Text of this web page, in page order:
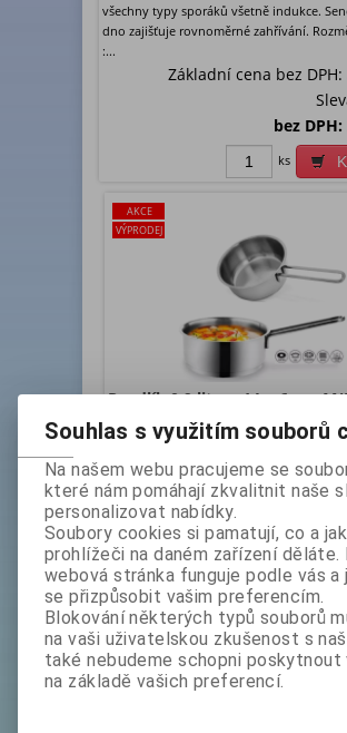
všechny typy sporáků všetně indukce.
dno zajišťuje rovnoměrné zahřívání.
:...
Základní cena bez DPH:
bez DPH:
ks
AKCE
VÝPRODEJ
Rendlík 0,9 lit. pr.14 v-6 cm
doprodej ks: 1
***1000274*doprodej
Vyrobeno z potravinářské nerez ocele.
všechny typy sporáků všetně indukce.
dno zajišťuje rovnoměrné zahřívání.
:...
Základní cena bez
bez
ks
Souhlas s využitím souborů
Na našem webu pracujeme se
které nám pomáhají zkvalitnit naše
personalizovat nabídky.
Soubory cookies si pamatují, co a
prohlížeči na daném zařízení děláte.
webová stránka funguje podle vás a
se přizpůsobit vašim preferencím.
Blokování některých typů souborů
na vaši uživatelskou zkušenost s
také nebudeme schopni poskytnout
na základě vašich preferencí.